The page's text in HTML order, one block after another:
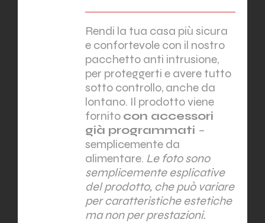
Rendi la tua casa più sicura
e confortevole con il nostro
pacchetto anti intrusione,
per proteggerti e avere tutto
sotto controllo, anche da
lontano. Il prodotto viene
fornito con accessori
già programmati –
semplicemente da
alimentare. Le foto sono
semplicemente esplicative
del prodotto, che può variare
per caratteristiche estetiche
ma non per prestazioni.